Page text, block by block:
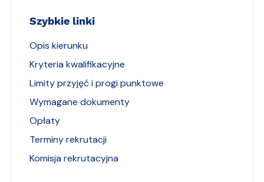
Szybkie linki
Opis kierunku
Kryteria kwalifikacyjne
Limity przyjęć i progi punktowe
Wymagane dokumenty
Opłaty
Terminy rekrutacji
Komisja rekrutacyjna